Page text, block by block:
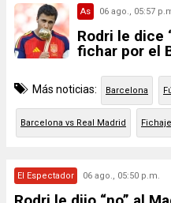
As 06 ago., 05:57
Rodri le dice
fichar por el
Más noticias: Barcelona
Barcelona vs Real Madrid
El Espectador 06 ago., 05:50 p.m.